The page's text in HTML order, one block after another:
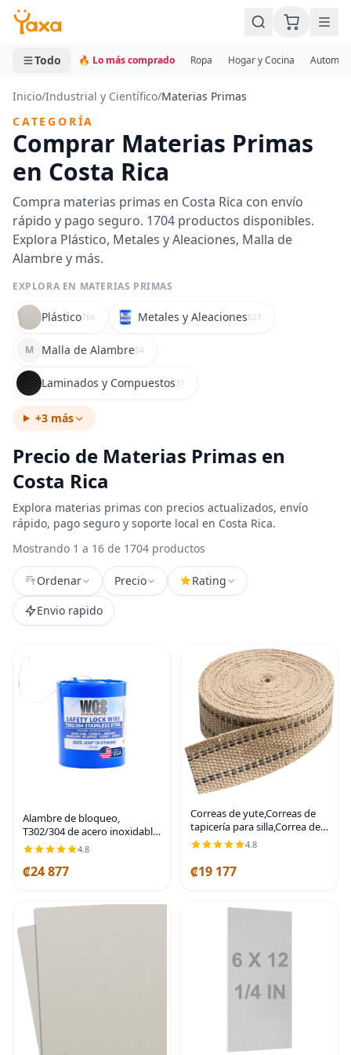
MINI CARRITO
0 productos
Todo 🔥 Lo más comprado Ropa Hogar y Cocina
Inicio/Industrial y Científico/Materias Primas
CATEGORÍA
Comprar Materias Primas
en Costa Rica
Compra materias primas en Costa Rica con envío
rápido y pago seguro. 1704 productos disponibles.
Explora Plástico, Metales y Aleaciones, Malla de
Alambre y más.
EXPLORA EN MATERIAS PRIMAS
Plástico766 Metales y Aleaciones527
M Malla de Alambre64
Laminados y Compuestos31
+3 más
Precio de Materias Primas en
Costa Rica
Explora materias primas con precios actualizados, envío
rápido, pago seguro y soporte local en Costa Rica.
Mostrando 1 a 16 de 1704 productos
Ordenar Precio
Rating
Envio rapido
Alambre de bloqueo,
T302/304 de acero inoxidable,
NASM20995, MS20995C,
ASTM A580 Cond A, AMS5697,
0.020 pulg (0.51 mm), 1 lb
4.8
₡24 877
Correas de yute,Correas de
tapicería para silla,Correa de
tapicería de 2 "x 10Yd | 100%
tela de yute resistente para
tapicería de arpillera,
4.8
₡19 177